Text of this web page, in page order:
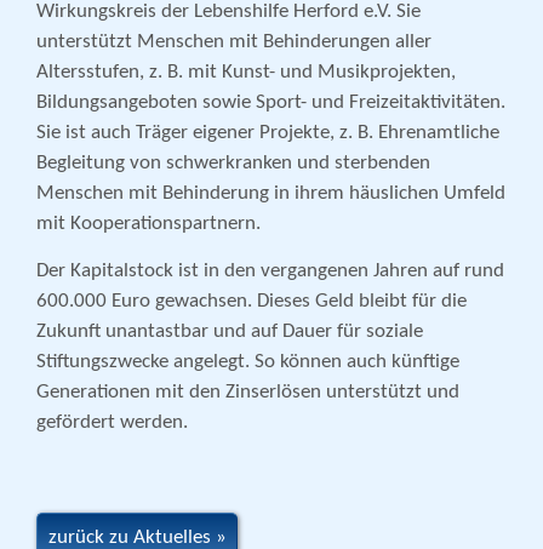
Wirkungskreis der Lebenshilfe Herford e.V. Sie
unterstützt Menschen mit Behinderungen aller
Altersstufen, z. B. mit Kunst- und Musikprojekten,
Bildungsangeboten sowie Sport- und Freizeitaktivitäten.
Sie ist auch Träger eigener Projekte, z. B. Ehrenamtliche
Begleitung von schwerkranken und sterbenden
Menschen mit Behinderung in ihrem häuslichen Umfeld
mit Kooperationspartnern.
Der Kapitalstock ist in den vergangenen Jahren auf rund
600.000 Euro gewachsen. Dieses Geld bleibt für die
Zukunft unantastbar und auf Dauer für soziale
Stiftungszwecke angelegt. So können auch künftige
Generationen mit den Zinserlösen unterstützt und
gefördert werden.
zurück zu Aktuelles